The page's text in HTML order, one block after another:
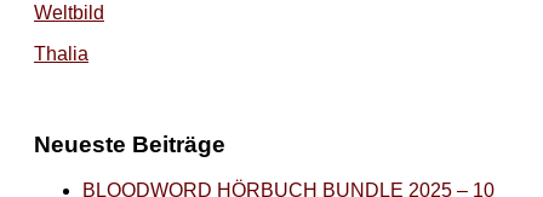
Weltbild
Thalia
Neueste Beiträge
BLOODWORD HÖRBUCH BUNDLE 2025 – 10